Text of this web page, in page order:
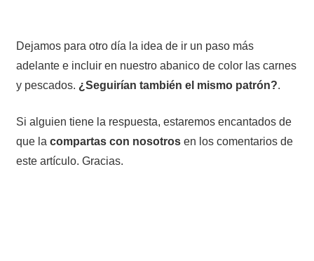
Dejamos para otro día la idea de ir un paso más
adelante e incluir en nuestro abanico de color las carnes
y pescados. ¿Seguirían también el mismo patrón?.
Si alguien tiene la respuesta, estaremos encantados de
que la compartas con nosotrosen los comentarios de
este artículo. Gracias.